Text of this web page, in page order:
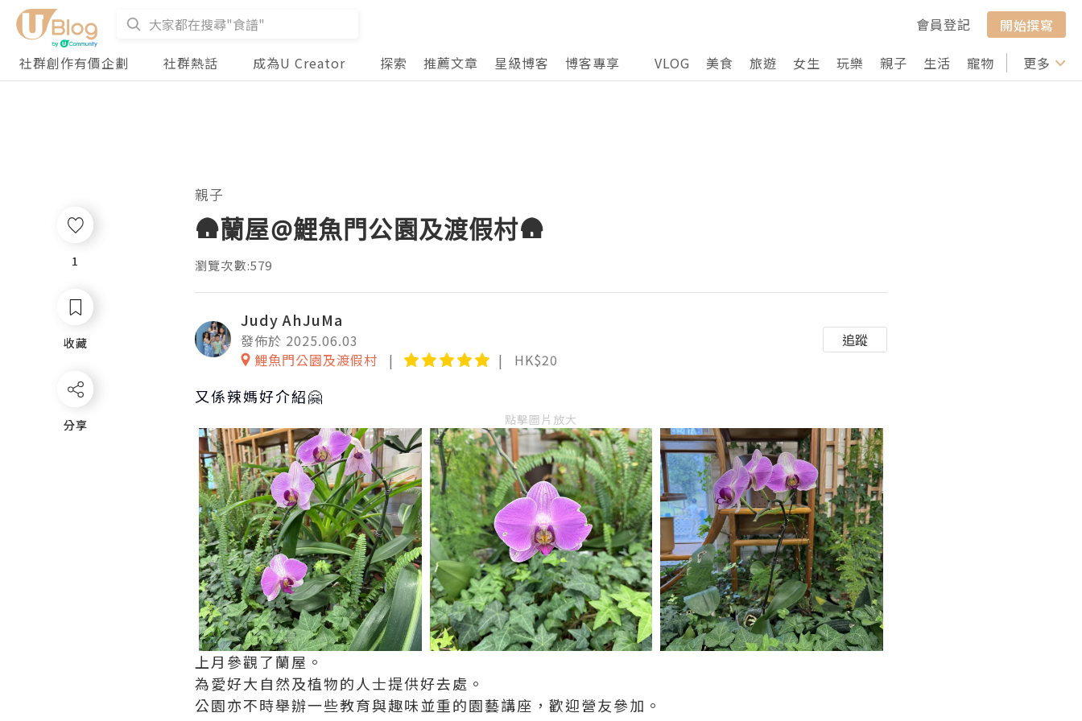
會員登記
開始撰寫
社群創作有價企劃
社群熱話 成為U Creator 探索 推薦文章 星級博客 博客專享 VLOG 美食 旅遊 女生 玩樂 親子 生活 寵物 行山 打卡
更多
1
收藏
分享
親子
🛖蘭屋@鯉魚門公園及渡假村🛖
瀏覽次數:579
Judy AhJuMa
發佈於 2025.06.03
鯉魚門公園及渡假村
HK$20
追蹤
又係辣媽好介紹🤗
點擊圖片放大
上月參觀了蘭屋。
為愛好大自然及植物的人士提供好去處。
公園亦不時舉辦一些教育與趣味並重的園藝講座，歡迎營友參加。
1
收藏
分享